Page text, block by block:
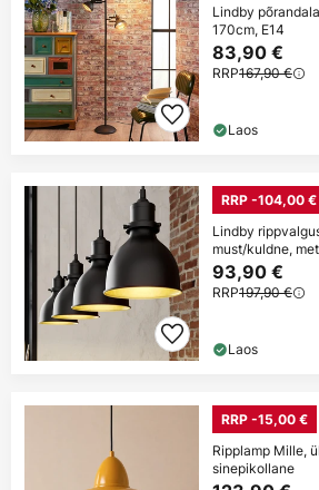
Lindby
170cm, E14
83,90 €
RRP167,90 €
Laos
RRP -104,00 €
Lindby
must/kuldne,
93,90 €
RRP197,90 €
Laos
RRP -15,00 €
Ripplamp Mille,
sinepikollane